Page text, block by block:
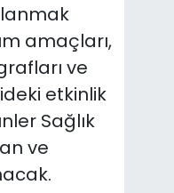
amaçları,
ve
etkinlik
Sağlık
ve